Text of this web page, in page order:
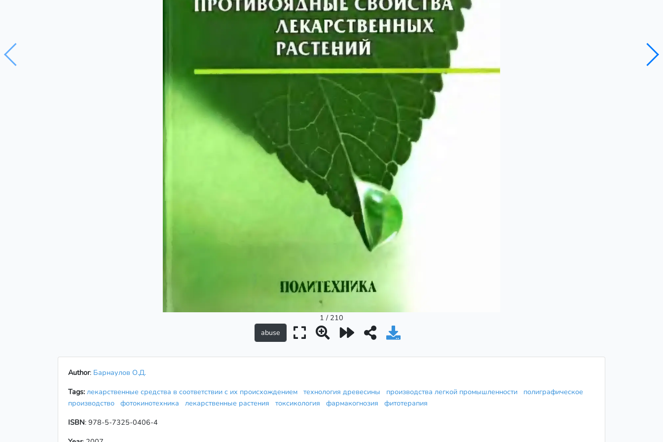
1 / 210
Author: Барнаулов О.Д.
Tags: лекарственные средства в соответствии с их происхождением технология древесины производства легкой промышленности
полиграфическое
производство фотокинотехника лекарственные растения токсикология фармакогнозия
фитотерапия
ISBN: 978-5-7325-0406-4